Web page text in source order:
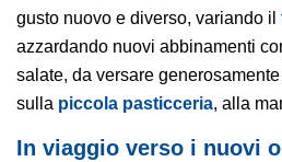
gusto nuovo e diverso, variando il
azzardando nuovi abbinamenti
salate, da versare
sulla piccola pasticceria, alla
In viaggio verso i nuovi